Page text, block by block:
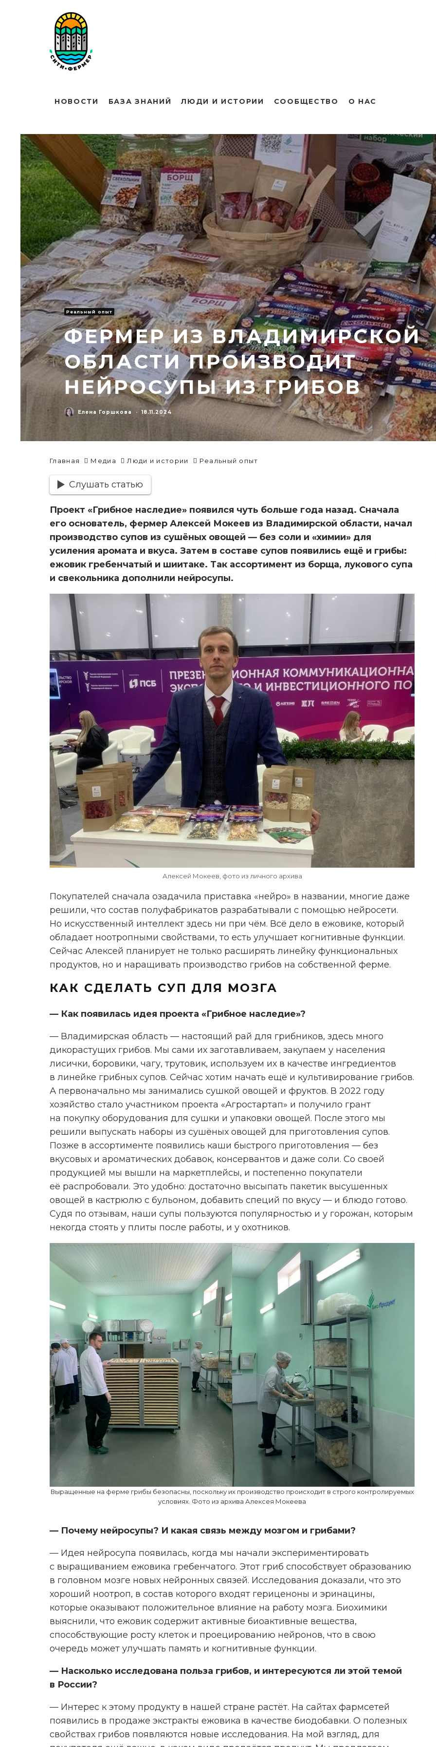
НОВОСТИ БАЗА ЗНАНИЙ ЛЮДИ И ИСТОРИИ СООБЩЕСТВО О НАС
Реальный опыт
ФЕРМЕР ИЗ ВЛАДИМИРСКОЙ
ОБЛАСТИ ПРОИЗВОДИТ
НЕЙРОСУПЫ ИЗ ГРИБОВ
Елена Горшкова · 18.11.2024
Главная Медиа Люди и истории Реальный опыт
Слушать статью
Проект «Грибное наследие» появился чуть больше года назад. Сначала
его основатель, фермер Алексей Мокеев из Владимирской области, начал
производство супов из сушёных овощей — без соли и «химии» для
усиления аромата и вкуса. Затем в составе супов появились ещё и грибы:
ежовик гребенчатый и шиитаке. Так ассортимент из борща, лукового супа
и свекольника дополнили нейросупы.
Алексей Мокеев, фото из личного архива
Покупателей сначала озадачила приставка «нейро» в названии, многие даже
решили, что состав полуфабрикатов разрабатывали с помощью нейросети.
Но искусственный интеллект здесь ни при чём. Всё дело в ежовике, который
обладает ноотропными свойствами, то есть улучшает когнитивные функции.
Сейчас Алексей планирует не только расширять линейку функциональных
продуктов, но и наращивать производство грибов на собственной ферме.
КАК СДЕЛАТЬ СУП ДЛЯ МОЗГА
— Как появилась идея проекта «Грибное наследие»?
— Владимирская область — настоящий рай для грибников, здесь много
дикорастущих грибов. Мы сами их заготавливаем, закупаем у населения
лисички, боровики, чагу, трутовик, используем их в качестве ингредиентов
в линейке грибных супов. Сейчас хотим начать ещё и культивирование грибов.
А первоначально мы занимались сушкой овощей и фруктов. В 2022 году
хозяйство стало участником проекта «Агростартап» и получило грант
на покупку оборудования для сушки и упаковки овощей. После этого мы
решили выпускать наборы из сушёных овощей для приготовления супов.
Позже в ассортименте появились каши быстрого приготовления — без
вкусовых и ароматических добавок, консервантов и даже соли. Со своей
продукцией мы вышли на маркетплейсы, и постепенно покупатели
её распробовали. Это удобно: достаточно высыпать пакетик высушенных
овощей в кастрюлю с бульоном, добавить специй по вкусу — и блюдо готово.
Судя по отзывам, наши супы пользуются популярностью и у горожан, которым
некогда стоять у плиты после работы, и у охотников.
Выращенные на ферме грибы безопасны, поскольку их производство происходит в строго контролируемых
условиях. Фото из архива Алексея Мокеева
— Почему нейросупы? И какая связь между мозгом и грибами?
— Идея нейросупа появилась, когда мы начали экспериментировать
с выращиванием ежовика гребенчатого. Этот гриб способствует образованию
в головном мозге новых нейронных связей. Исследования доказали, что это
хороший ноотроп, в состав которого входят гериценоны и эринацины,
которые оказывают положительное влияние на работу мозга. Биохимики
выяснили, что ежовик содержит активные биоактивные вещества,
способствующие росту клеток и проецированию нейронов, что в свою
очередь может улучшать память и когнитивные функции.
— Насколько исследована польза грибов, и интересуются ли этой темой
в России?
— Интерес к этому продукту в нашей стране растёт. На сайтах фармсетей
появились в продаже экстракты ежовика в качестве биодобавки. О полезных
свойствах грибов появляются новые исследования. На мой взгляд, для
ИССЛЕДОВАНИЕ: ОСТРЫЙ
ПЕРЕЦ ПРОТИВ ОСТРОЙ БОЛИ
НАМ ВАЖНО ВАШЕ МНЕНИЕ!
ПРОЙТИ ОПРОС
Реклама. Рекламодатель ИП Ежов А. А. ОГРНИП 312590434800020 ERID 2VtzqwFxGM8